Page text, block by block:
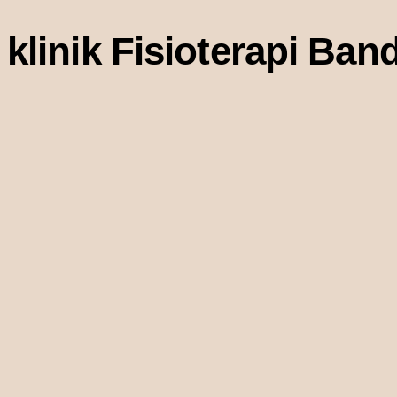
klinik Fisioterapi